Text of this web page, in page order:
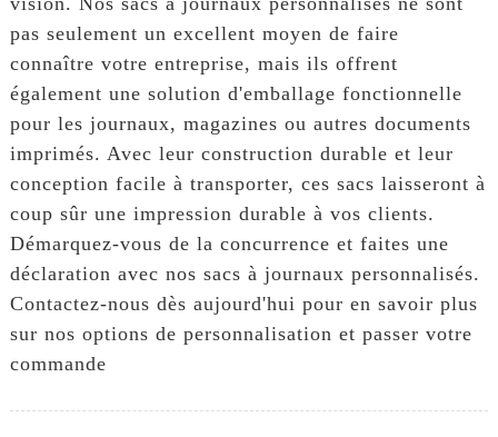
pas seulement un excellent moyen de faire
connaître votre entreprise, mais ils offrent
également une solution d'emballage fonctionnelle
pour les journaux, magazines ou autres documents
imprimés. Avec leur construction durable et leur
conception facile à transporter, ces sacs laisseront à
coup sûr une impression durable à vos clients.
Démarquez-vous de la concurrence et faites une
déclaration avec nos sacs à journaux personnalisés.
Contactez-nous dès aujourd'hui pour en savoir plus
sur nos options de personnalisation et passer votre
commande